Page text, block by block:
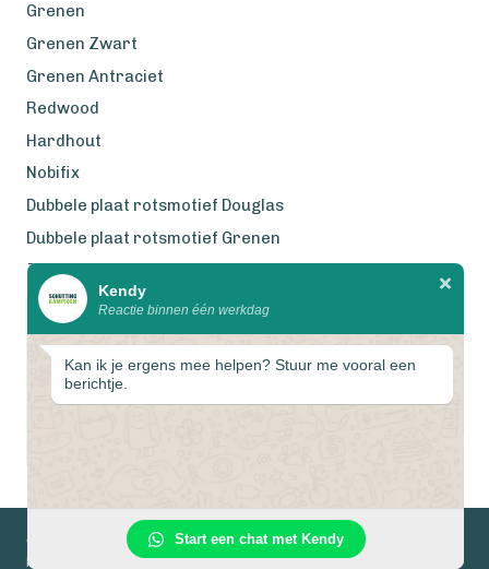
Grenen
Grenen Zwart
Grenen Antraciet
Redwood
Hardhout
Nobifix
Dubbele plaat rotsmotief Douglas
Dubbele plaat rotsmotief Grenen
Zweeds Rabat Douglas
Wij werken met eerlijke
gecertificeerde houtsoorten
© 2026 Schuttingkampioen
Privacyverklaring Algemene voorwaarden
Kendy
Reactie binnen één werkdag
Kan ik je ergens mee helpen? Stuur me vooral een
berichtje.
Start een chat met Kendy